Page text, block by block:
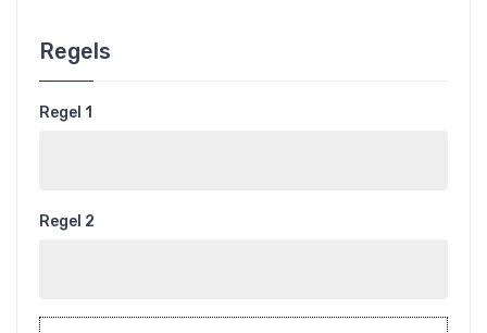
Regels
Regel 1
Regel 2